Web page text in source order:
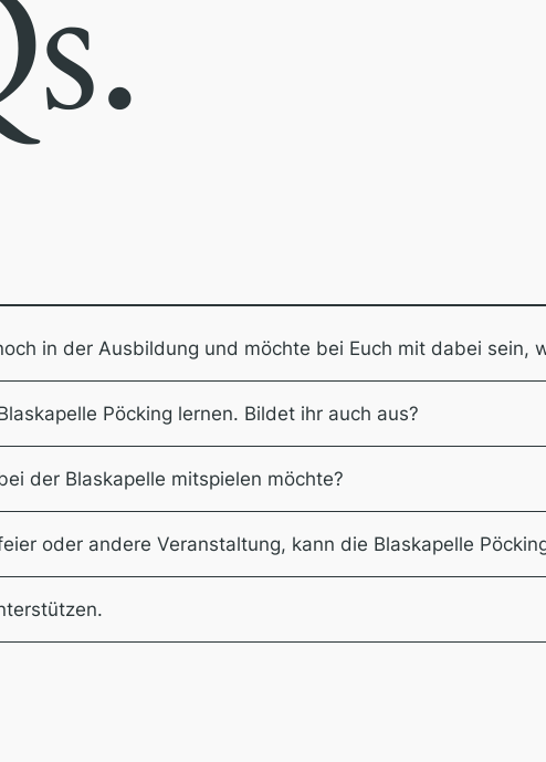
in der Ausbildung und möchte bei Euch mit dabei sein,
Pöcking lernen. Bildet ihr auch aus?
der Blaskapelle mitspielen möchte?
oder andere Veranstaltung, kann die Blaskapelle